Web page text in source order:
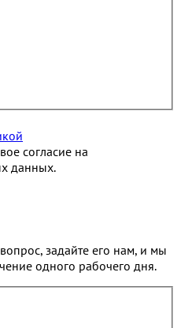
согласие на
данных.
задайте его нам, и мы
одного рабочего дня.